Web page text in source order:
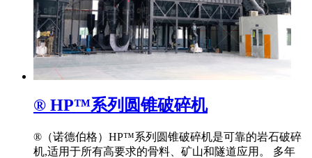
® HP™系列圆锥破碎机
®（诺德伯格）HP™系列圆锥破碎机是可靠的岩石破碎
机,适用于所有高要求的骨料、矿山和隧道应用。 多年